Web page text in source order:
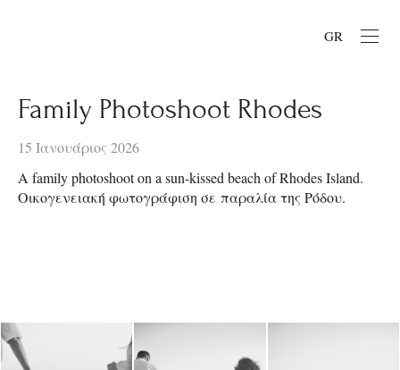
GR
Family Photoshoot Rhodes
15 Ιανουάριος 2026
A family photoshoot on a sun-kissed beach of Rhodes Island.
Οικογενειακή φωτογράφιση σε παραλία της Ρόδου.